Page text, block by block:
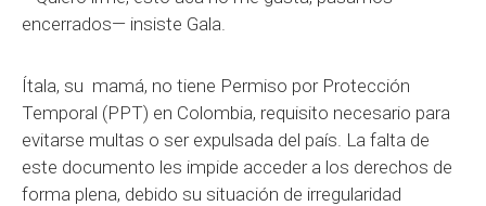
encerrados— insiste Gala.
Ítala, su mamá, no tiene Permiso por Protección
Temporal (PPT) en Colombia, requisito necesario para
evitarse multas o ser expulsada del país. La falta de
este documento les impide acceder a los derechos de
forma plena, debido su situación de irregularidad